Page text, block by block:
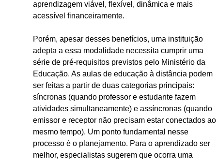
aprendizagem viável, flexível, dinâmica e mais
acessível financeiramente.
Porém, apesar desses benefícios, uma instituição
adepta a essa modalidade necessita cumprir uma
série de pré-requisitos previstos pelo Ministério da
Educação. As aulas de educação à distância podem
ser feitas a partir de duas categorias principais:
síncronas (quando professor e estudante fazem
atividades simultaneamente) e assíncronas (quando
emissor e receptor não precisam estar conectados ao
mesmo tempo). Um ponto fundamental nesse
processo é o planejamento. Para o aprendizado ser
melhor, especialistas sugerem que ocorra uma